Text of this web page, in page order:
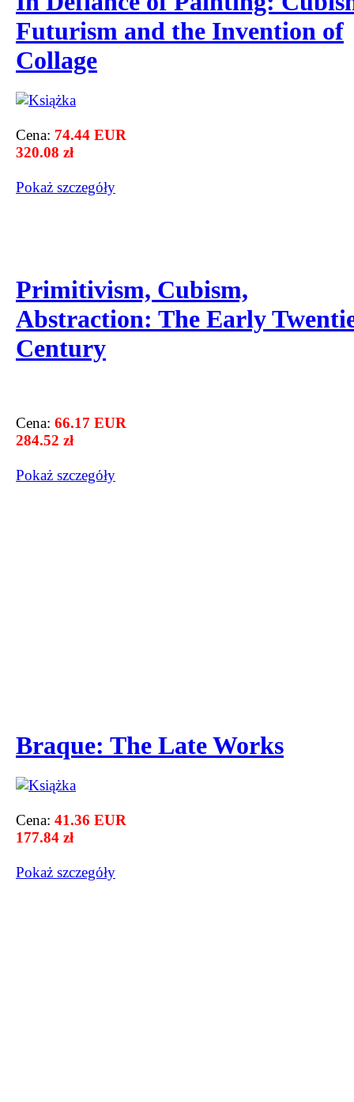
Futurism and the Invention of
Collage
Cena: 74.44 EUR
320.08 zł
Pokaż szczegόły
Primitivism, Cubism,
Abstraction: The Early
Century
Cena: 66.17 EUR
284.52 zł
Pokaż szczegόły
Braque: The Late Works
Cena: 41.36 EUR
177.84 zł
Pokaż szczegόły